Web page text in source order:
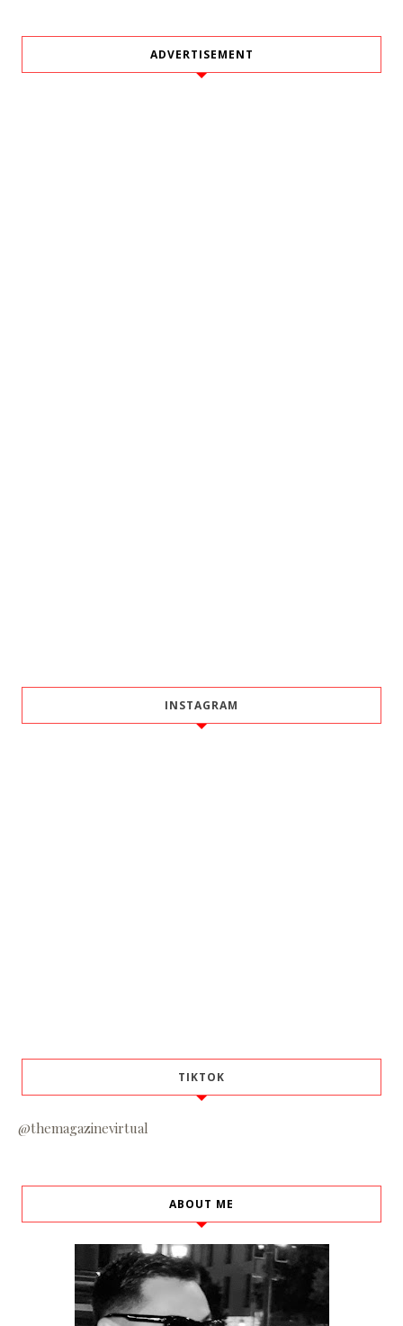
ADVERTISEMENT
INSTAGRAM
TIKTOK
@themagazinevirtual
ABOUT ME